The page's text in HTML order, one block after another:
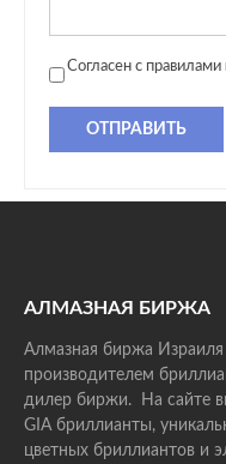
Согласен с правилами
ОТПРАВИТЬ
АЛМАЗНАЯ БИРЖА
Алмазная биржа
производителем
дилер биржи. На сайте
GIA бриллианты,
цветных бриллиантов и